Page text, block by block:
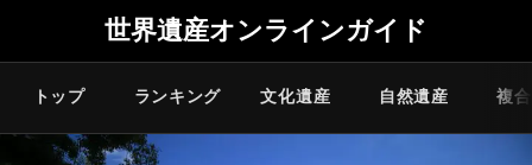
世界遺産オンラインガイド
トップ ランキング 文化遺産 自然遺産 複